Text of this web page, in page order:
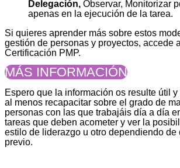
Delegación, Observar, Monitorizar
apenas en la ejecución de la tarea.
Si quieres aprender más sobre estos
gestión de personas y proyectos, accede
Certificación PMP.
MÁS INFORMACIÓN
Espero que la información os resulte útil
al menos recapacitar sobre el grado de
personas con las que trabajáis día a día
tareas que deben acometer y ver la
estilo de liderazgo u otro dependiendo de
previo.